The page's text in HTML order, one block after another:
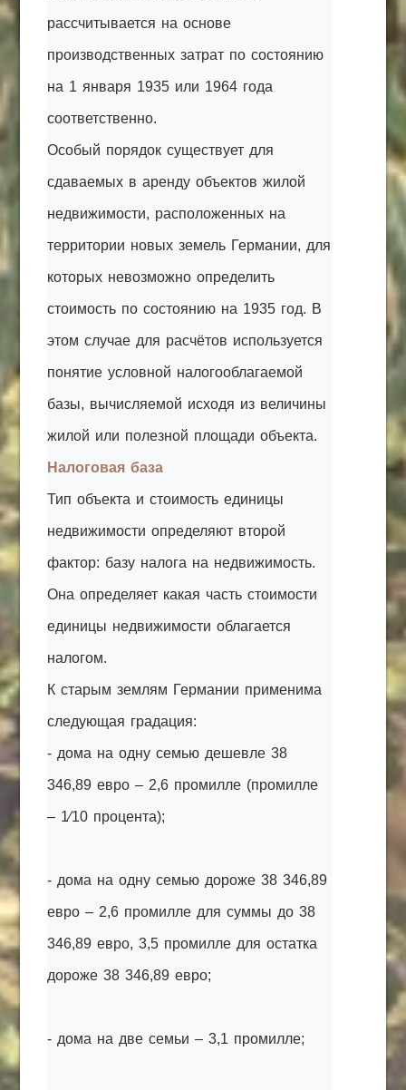
рассчитывается на основе
производственных затрат по состоянию
на 1 января 1935 или 1964 года
соответственно.
Особый порядок существует для
сдаваемых в аренду объектов жилой
недвижимости, расположенных на
территории новых земель Германии, для
которых невозможно определить
стоимость по состоянию на 1935 год. В
этом случае для расчётов используется
понятие условной налогооблагаемой
базы, вычисляемой исходя из величины
жилой или полезной площади объекта.
Налоговая база
Тип объекта и стоимость единицы
недвижимости определяют второй
фактор: базу налога на недвижимость.
Она определяет какая часть стоимости
единицы недвижимости облагается
налогом.
К старым землям Германии применима
следующая градация:
- дома на одну семью дешевле 38
346,89 евро – 2,6 промилле (промилле
– 1⁄10 процента);
- дома на одну семью дороже 38 346,89
евро – 2,6 промилле для суммы до 38
346,89 евро, 3,5 промилле для остатка
дороже 38 346,89 евро;
- дома на две семьи – 3,1 промилле;